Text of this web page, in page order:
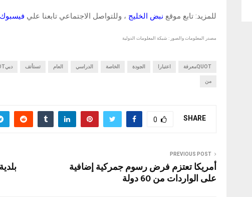
للمزيد: تابع موقع نبض الخليج ، وللتواصل الاجتماعي تابعنا علي فيسبوك
مصدر المعلومات والصور : شبكة المعلومات الدولية
QUOTمعرفة اعتبارا الجودة الخاصة الدراسي العام تستأتف دبيQUOT
من
SHARE
0
PREVIOUS POST
أمريكا تعتزم فرض رسوم جمركية إضافية
على الواردات من 60 دولة